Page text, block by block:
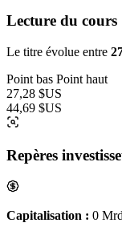
Lecture du cours
Le titre évolue entre
Point bas Point haut
27,28 $US
44,69 $US
Repères
Capitalisation : 0